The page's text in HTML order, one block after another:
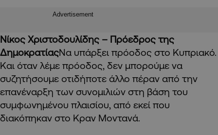
Advertisement
Νίκος Χριστοδουλίδης – Πρόεδρος της
ΔημοκρατίαςΝα υπάρξει πρόοδος στο Κυπριακό.
Και όταν λέμε πρόοδος, δεν μπορούμε να
συζητήσουμε οτιδήποτε άλλο πέραν από την
επανέναρξη των συνομιλιών στη βάση του
συμφωνημένου πλαισίου, από εκεί που
διακόπηκαν στο Κραν Μοντανά.